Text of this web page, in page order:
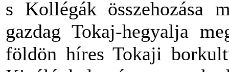
s Kollégák összehozása
gazdag Tokaj-hegyalja
földön híres Tokaji